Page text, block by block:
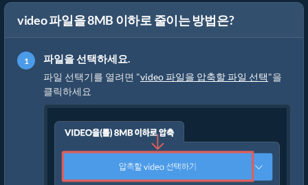
video 파일을 8MB 이하로 줄이는 방법은?
파일을 선택하세요.
파일 선택기를 열려면 "video 파일을 압축할 파일 선택"을
클릭하세요